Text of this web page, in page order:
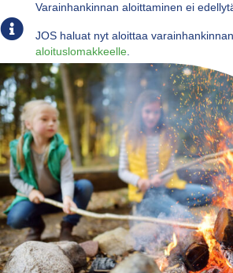
Varainhankinnan aloittaminen ei
JOS haluat nyt aloittaa
aloituslomakkeelle.